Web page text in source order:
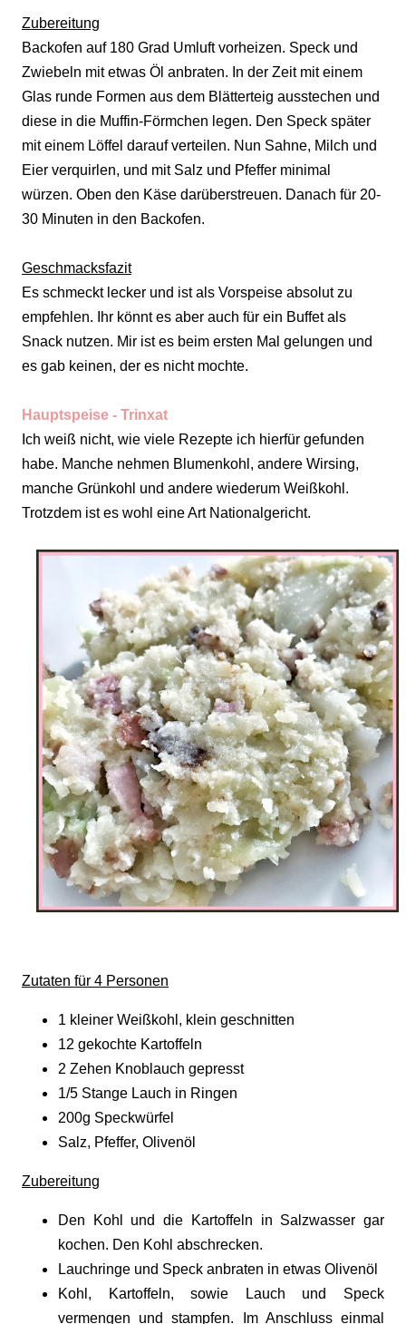
Zubereitung
Backofen auf 180 Grad Umluft vorheizen. Speck und
Zwiebeln mit etwas Öl anbraten. In der Zeit mit einem
Glas runde Formen aus dem Blätterteig ausstechen und
diese in die Muffin-Förmchen legen. Den Speck später
mit einem Löffel darauf verteilen. Nun Sahne, Milch und
Eier verquirlen, und mit Salz und Pfeffer minimal
würzen. Oben den Käse darüberstreuen. Danach für 20-
30 Minuten in den Backofen.
Geschmacksfazit
Es schmeckt lecker und ist als Vorspeise absolut zu
empfehlen. Ihr könnt es aber auch für ein Buffet als
Snack nutzen. Mir ist es beim ersten Mal gelungen und
es gab keinen, der es nicht mochte.
Hauptspeise - Trinxat
Ich weiß nicht, wie viele Rezepte ich hierfür gefunden
habe. Manche nehmen Blumenkohl, andere Wirsing,
manche Grünkohl und andere wiederum Weißkohl.
Trotzdem ist es wohl eine Art Nationalgericht.
Zutaten für 4 Personen
1 kleiner Weißkohl, klein geschnitten
12 gekochte Kartoffeln
2 Zehen Knoblauch gepresst
1/5 Stange Lauch in Ringen
200g Speckwürfel
Salz, Pfeffer, Olivenöl
Zubereitung
Den Kohl und die Kartoffeln in Salzwasser gar
kochen. Den Kohl abschrecken.
Lauchringe und Speck anbraten in etwas Olivenöl
Kohl, Kartoffeln, sowie Lauch und Speck
vermengen und stampfen. Im Anschluss einmal